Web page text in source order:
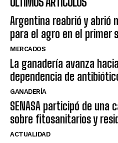
Argentina reabrió y abrió
para el agro en el primer
MERCADOS
La ganadería avanza
dependencia de
GANADERÍA
SENASA participó de una
sobre fitosanitarios y
ACTUALIDAD